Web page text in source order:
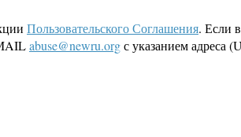
Пользовательского Соглашения. Если
abuse@newru.orgс указанием адреса